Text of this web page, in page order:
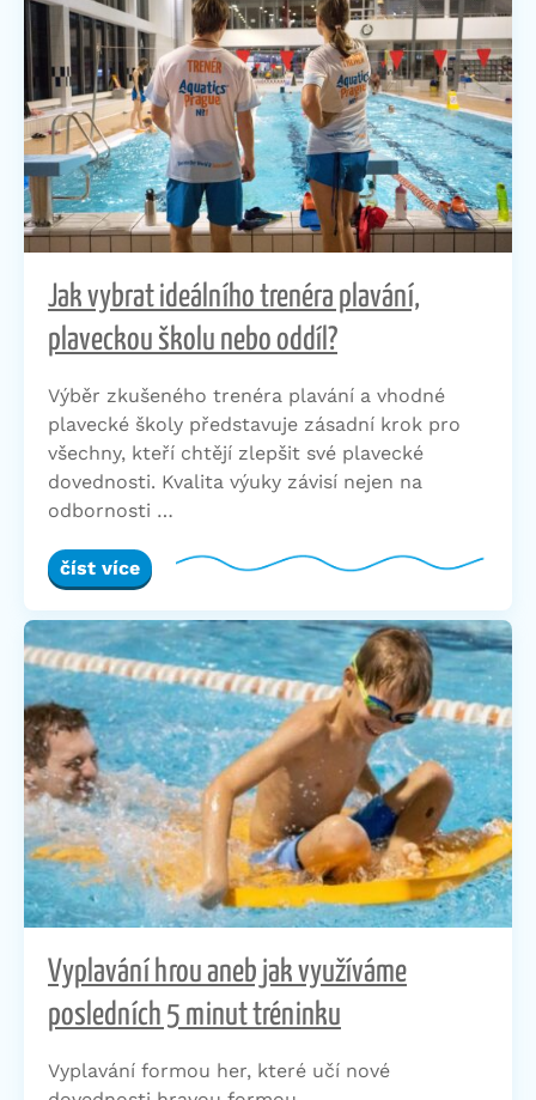
Jak vybrat ideálního trenéra plavání,
plaveckou školu nebo oddíl?
Výběr zkušeného trenéra plavání a vhodné
plavecké školy představuje zásadní krok pro
všechny, kteří chtějí zlepšit své plavecké
dovednosti. Kvalita výuky závisí nejen na
odbornosti …
číst více
Vyplavání hrou aneb jak využíváme
posledních 5 minut tréninku
Vyplavání formou her, které učí nové